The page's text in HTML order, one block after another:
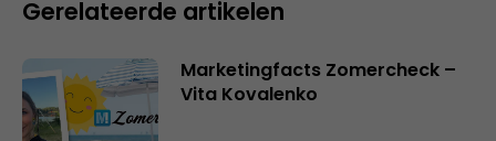
Gerelateerde artikelen
Marketingfacts Zomercheck –
Vita Kovalenko